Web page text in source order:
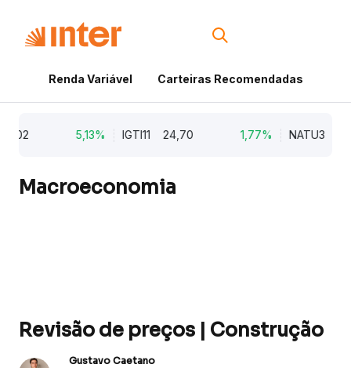
Renda Variável Carteiras Recomendadas
IGTI11 24,70 NATU3 8,29
Macroeconomia
Revisão de preços | Construção
Gustavo Caetano